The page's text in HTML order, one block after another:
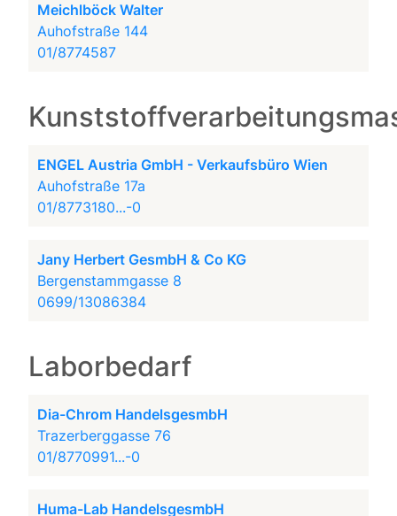
Meichlböck Walter
Auhofstraße 144
01/8774587
ENGEL Austria GmbH - Verkaufsbüro Wien
Auhofstraße 17a
01/8773180...-0
Jany Herbert GesmbH & Co KG
Bergenstammgasse 8
0699/13086384
Laborbedarf
Dia-Chrom HandelsgesmbH
Trazerberggasse 76
01/8770991...-0
Huma-Lab HandelsgesmbH